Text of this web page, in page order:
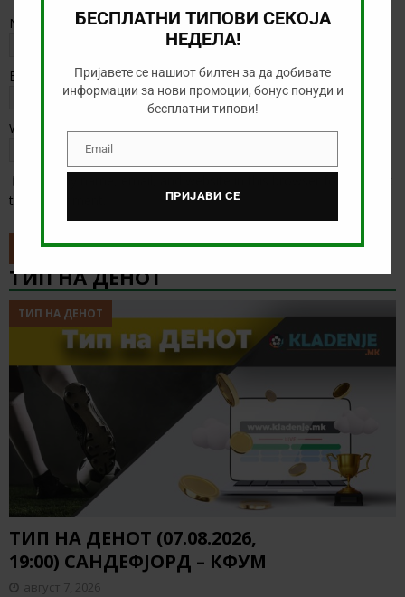
Name
Email
Website
time I comment.
ТИП НА ДЕНОТ
ТИП НА ДЕНОТ
ТИП НА ДЕНОТ (07.08.2026,
19:00) САНДЕФЈОРД – КФУМ
август 7, 2026
БЕСПЛАТНИ ТИПОВИ СЕКОЈА
НЕДЕЛА!
Пријавете се нашиот билтен за да добивате
информации за нови промоции, бонус понуди и
бесплатни типови!
EmailEmail
ПРИЈАВИ СЕ